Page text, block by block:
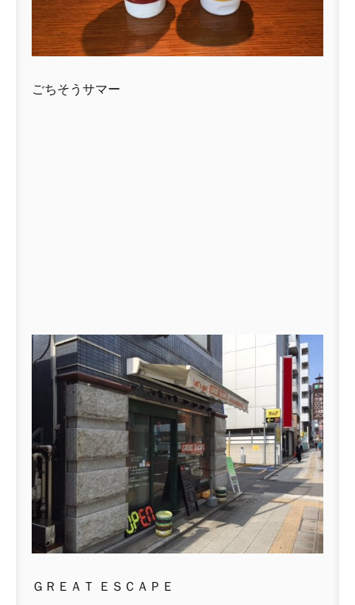
ごちそうサマー
ＧＲＥＡＴ ＥＳＣＡＰＥ